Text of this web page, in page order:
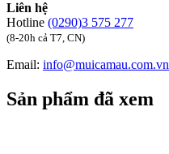
Liên hệ
Hotline (0290)3 575 277
(8-20h cả T7, CN)
Email: info@muicamau.com.vn
Sản phẩm đã xem